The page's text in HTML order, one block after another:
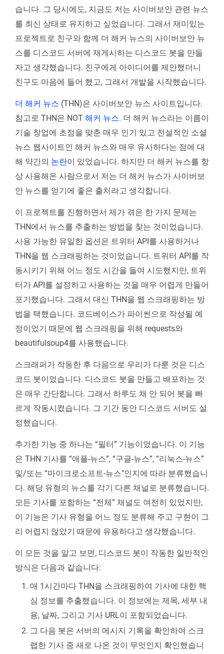
습니다. 그 당시에도, 지금도 저는 사이버보안 관련 뉴스
를 최신 상태로 유지하고 싶었습니다. 그래서 재미있는
프로젝트로 친구와 함께 더 해커 뉴스의 사이버보안 뉴
스를 디스코드 서버에 재게시하는 디스코드 봇을 만들
자고 생각했습니다. 친구에게 아이디어를 제안했더니
친구도 마음에 들어 했고, 그래서 개발을 시작했습니다.
더 해커 뉴스 (THN)은 사이버보안 뉴스 사이트입니다.
참고로 THN은 NOT 해커 뉴스. 더 해커 뉴스라는 이름이
기술 창업에 초점을 맞춘 매우 인기 있고 전설적인 소셜
뉴스 웹사이트인 해커 뉴스와 매우 유사하다는 점에 대
해 약간의 논란이 있었습니다. 하지만 더 해커 뉴스를 항
상 사용해온 사람으로서 저는 더 해커 뉴스가 사이버보
안 뉴스를 얻기에 좋은 출처라고 생각합니다.
이 프로젝트를 진행하면서 제가 겪은 한 가지 문제는
THN에서 뉴스를 추출하는 방법을 찾는 것이었습니다.
사용 가능한 유일한 옵션은 트위터 API를 사용하거나
THN을 웹 스크래핑하는 것이었습니다. 트위터 API를 작
동시키기 위해 어느 정도 시간을 들여 시도했지만, 트위
터가 API를 설정하고 사용하는 것을 매우 어렵게 만들어
포기했습니다. 그래서 대신 THN을 웹 스크래핑하는 방
법을 택했습니다. 코드베이스가 파이썬으로 작성될 예
정이었기 때문에 웹 스크래핑을 위해 requests와
beautifulsoup4를 사용했습니다.
스크래퍼가 작동한 후 다음으로 우리가 다룬 것은 디스
코드 봇이었습니다. 디스코드 봇을 만들고 배포하는 것
은 매우 간단합니다. 그래서 하루도 채 안 되어 봇을 빠
르게 작동시켰습니다. 그 기간 동안 디스코드 서버도 설
정했습니다.
추가한 기능 중 하나는 “필터” 기능이었습니다. 이 기능
은 THN 기사를 “애플-뉴스”, “구글-뉴스”, “리눅스-뉴스”
및/또는 “마이크로소프트-뉴스"인지에 따라 분류했습니
다. 해당 유형의 뉴스를 각기 다른 채널로 분류했습니다.
모든 기사를 포함하는 “전체” 채널도 여전히 있었지만,
이 기능은 기사 유형을 어느 정도 분류해 주고 구현이 그
리 어렵지 않았기 때문에 유용하다고 생각했습니다.
이 모든 것을 알고 보면, 디스코드 봇이 작동한 일반적인
방식은 다음과 같습니다:
매 1시간마다 THN을 스크래핑하여 기사에 대한 핵
심 정보를 추출했습니다. 이 정보에는 제목, 세부 내
용, 날짜, 그리고 기사 URL이 포함되었습니다.
그 다음 봇은 서버의 메시지 기록을 확인하여 스크
랩한 기사 중 새로 나온 것이 무엇인지 확인했습니